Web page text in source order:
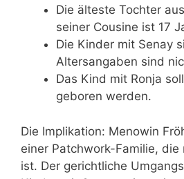
Die älteste Tochter
seiner Cousine ist 17
Die Kinder mit Senay
Altersangaben sind
Das Kind mit Ronja
geboren werden.
Die Implikation: Menowin
einer Patchwork-Familie, die
ist. Der gerichtliche